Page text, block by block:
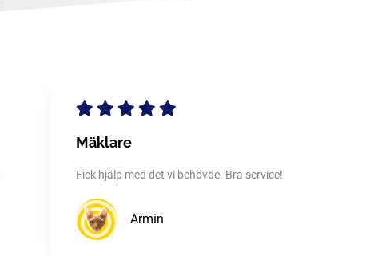
Mäklare
Fick hjälp med det vi behövde. Bra service!
Armin